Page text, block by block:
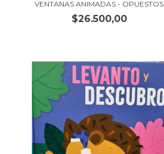
VENTANAS ANIMADAS - OPUESTOS
$26.500,00